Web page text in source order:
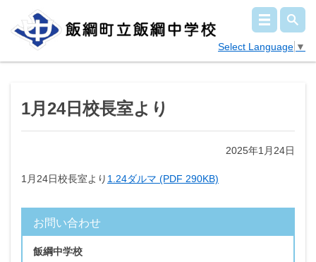
Select Language ▼
1月24日校長室より
2025年1月24日
1月24日校長室より 1.24ダルマ (PDF 290KB)
お問い合わせ
飯綱中学校